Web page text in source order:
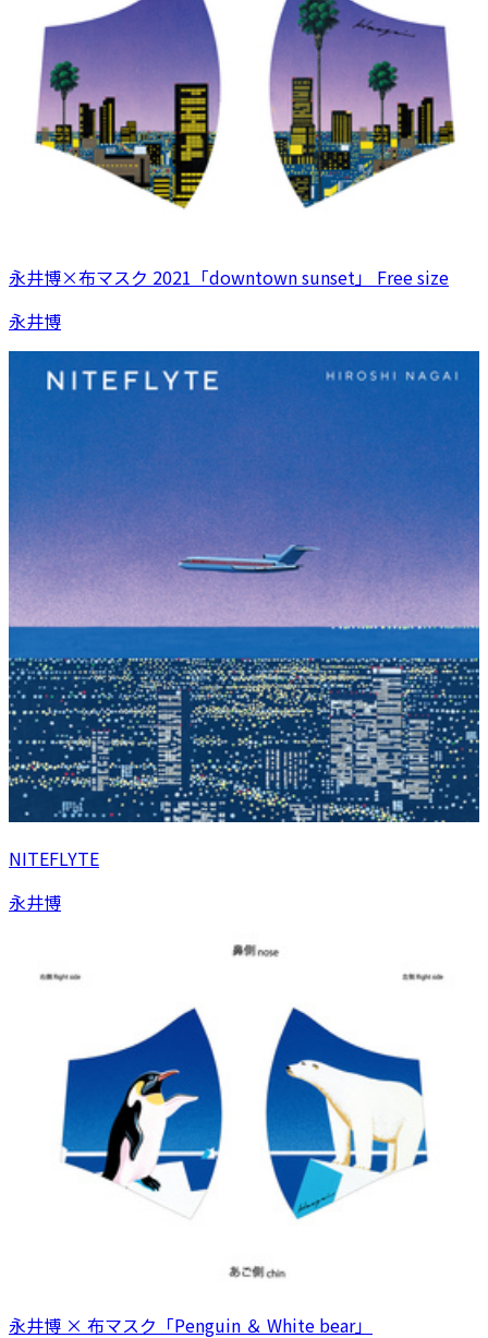
永井博×布マスク 2021「downtown sunset」 Free size
永井博
NITEFLYTE
永井博
永井博 × 布マスク「Penguin ＆ White bear」